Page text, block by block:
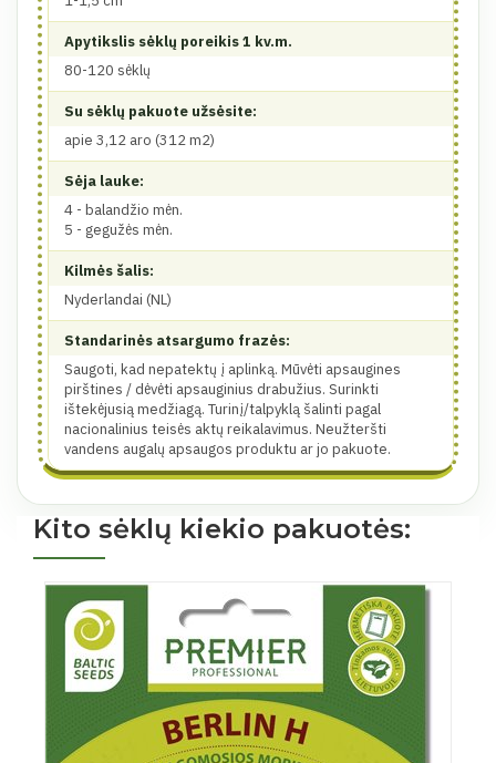
Apytikslis sėklų poreikis 1 kv.m.
80-120 sėklų
Su sėklų pakuote užsėsite:
apie 3,12 aro (312 m2)
Sėja lauke:
4 - balandžio mėn.
5 - gegužės mėn.
Kilmės šalis:
Nyderlandai (NL)
Standarinės atsargumo frazės:
Saugoti, kad nepatektų į aplinką. Mūvėti apsaugines
pirštines / dėvėti apsauginius drabužius. Surinkti
ištekėjusią medžiagą. Turinį/talpyklą šalinti pagal
nacionalinius teisės aktų reikalavimus. Neužteršti
vandens augalų apsaugos produktu ar jo pakuote.
Kito sėklų kiekio pakuotės: